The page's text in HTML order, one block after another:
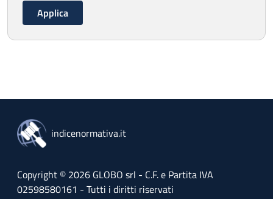
indicenormativa.it
Copyright © 2026 GLOBO srl - C.F. e Partita IVA
02598580161 - Tutti i diritti riservati